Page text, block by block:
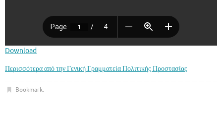
Download
Περισσότερα από την Γενική Γραμματεία Πολιτικής Προστασίας
Bookmark.